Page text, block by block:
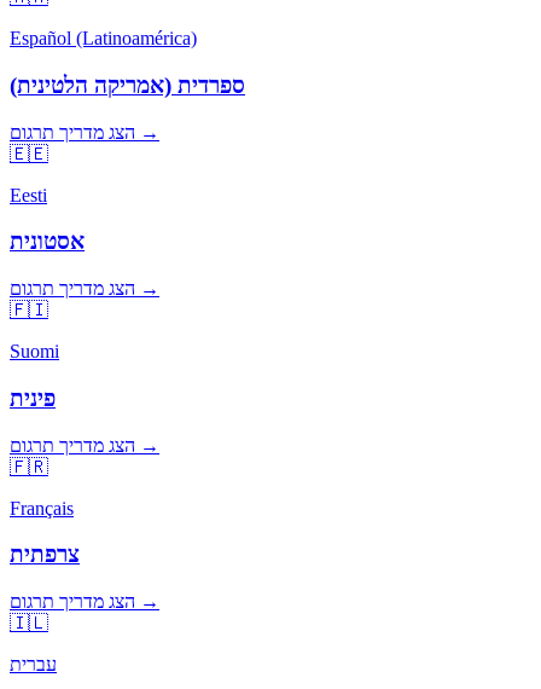
Español (Latinoamérica)
ספרדית (אמריקה הלטינית)
הצג מדריך תרגום →
🇪🇪
Eesti
אסטונית
הצג מדריך תרגום →
🇫🇮
Suomi
פינית
הצג מדריך תרגום →
🇫🇷
Français
צרפתית
הצג מדריך תרגום →
🇮🇱
עברית